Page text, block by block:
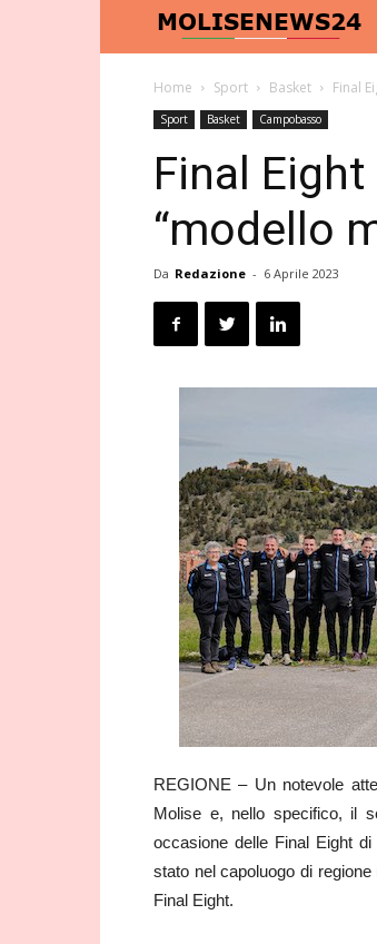
Home Sport Basket Final
Sport Basket Campobasso
Final
“modello
Da Redazione - 6 Aprile 2023
REGIONE – Un notevole
Molise e, nello specifico, il
occasione delle Final Eight
stato nel capoluogo di
Final Eight.